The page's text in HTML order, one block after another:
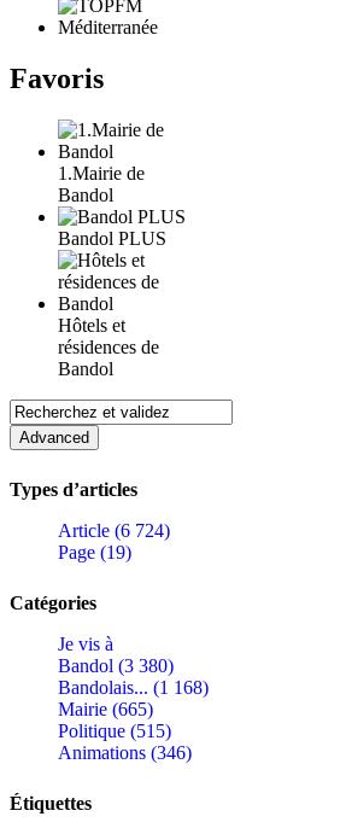
Favoris
1.Mairie de
Bandol
Bandol PLUS
Hôtels et
résidences de
Bandol
Types d’articles
Article (6 724)
Page (19)
Catégories
Je vis à
Bandol (3 380)
Bandolais... (1 168)
Mairie (665)
Politique (515)
Animations (346)
Étiquettes